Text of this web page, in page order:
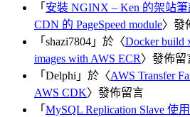
「 安裝 NGINX – Ken 的架站
CDN 的 PageSpeed module〉發
「 shazi7804 」於〈Docker build
images with AWS ECR〉發佈留
「 Delphi 」於〈AWS Transfer
AWS CDK〉發佈留言
「 MySQL Replication Slave 使